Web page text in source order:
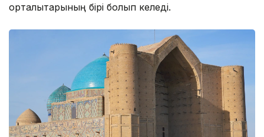
орталықтарының бірі болып келеді.